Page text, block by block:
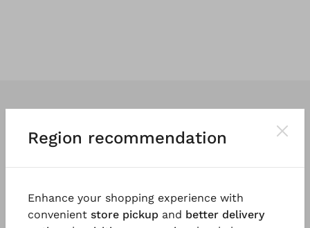
und einzigartig wie die Menschen, die
Region recommendation
Enhance your shopping experience with
convenient store pickup and better delivery